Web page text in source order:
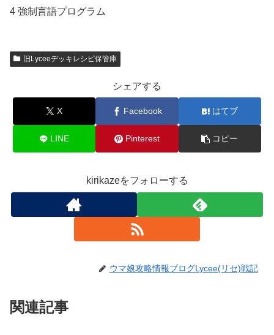
4 強制言語プログラム
旧Lyceeデッキレシピ保管庫
シェアする
X Facebook はてブ
LINE Pinterest コピー
kirikazeをフォローする
ウマ娘攻略情報ブログLycee(リセ)戦記
関連記事